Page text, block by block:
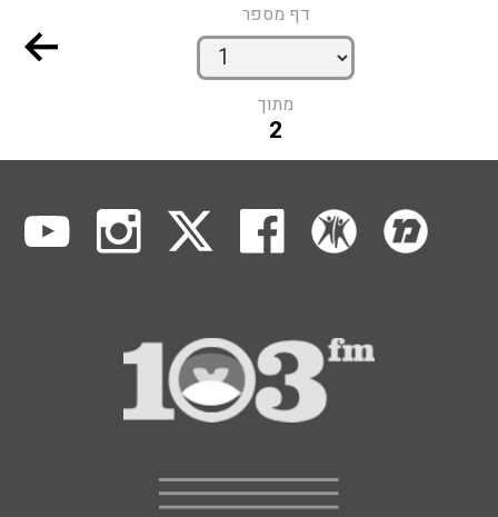
דף מספר
מתוך
2